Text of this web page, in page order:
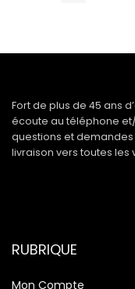
Fort de plus de 45 ans
écoute au téléphone
questions et
livraison vers toutes les
RUBRIQUE
Mon Compte